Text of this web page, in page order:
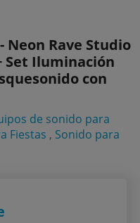
Neon Rave Studio
Set Iluminación
con
de sonido para
Fiestas , Sonido para